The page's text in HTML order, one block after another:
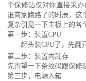
个保修贴仅对你直接采
谁商家跑路了的时辰，这
复杂引见一下主板上的各
第一步：装置CPU
起头装CPU了，先翻
第二步：装置内乱存
先寄望一下条纹码跟保修
第三步，电源入箱